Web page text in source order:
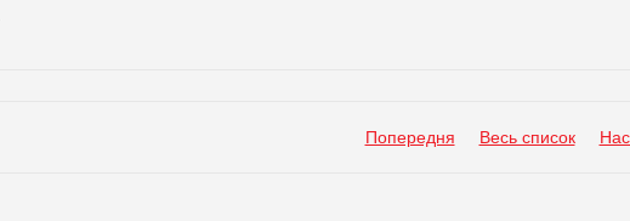
Попередня Весь список